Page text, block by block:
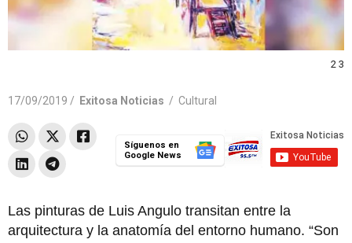
2 3
17/09/2019 / Exitosa Noticias / Cultural
Síguenos en
Google News
Las pinturas de Luis Angulo transitan entre la
arquitectura y la anatomía del entorno humano. “Son